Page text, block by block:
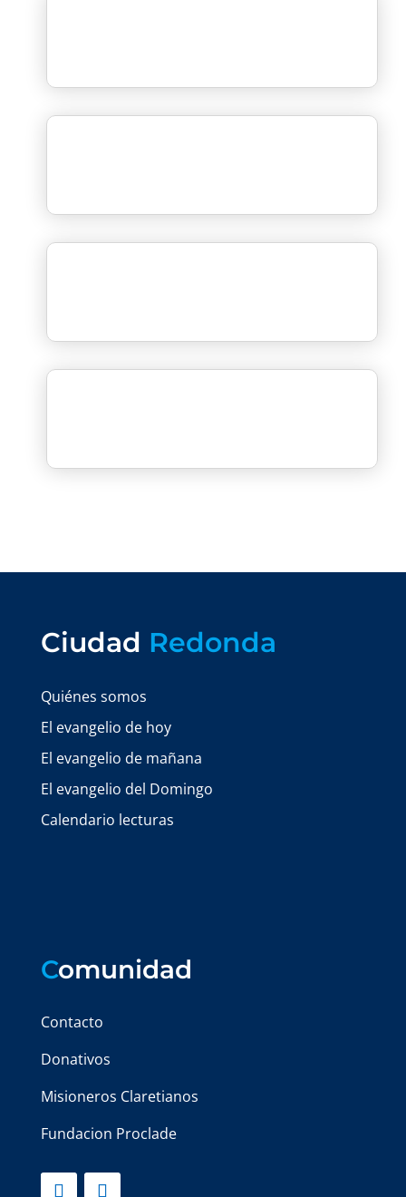
Ciudad Redonda
Quiénes somos
El evangelio de hoy
El evangelio de mañana
El evangelio del Domingo
Calendario lecturas
Comunidad
Contacto
Donativos
Misioneros Claretianos
Fundacion Proclade